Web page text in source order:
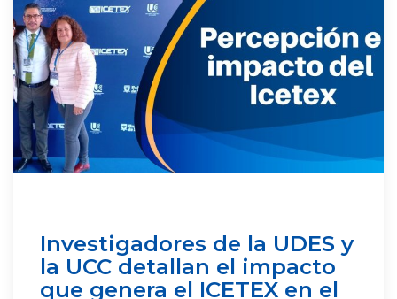
Investigadores de la UDES y
la UCC detallan el impacto
que genera el ICETEX en el